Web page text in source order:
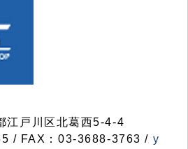
戸川区北葛西5-4-4
/ FAX：03-3688-3763 / y